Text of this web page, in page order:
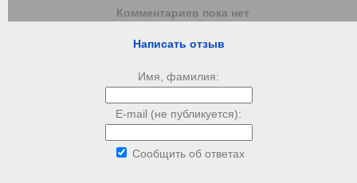
Комментариев пока нет
Написать отзыв
Имя, фамилия:
E-mail (не публикуется):
Сообщить об ответах